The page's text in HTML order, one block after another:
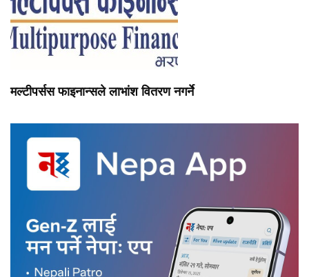
मल्टीपर्सस फाइनान्सले लाभांश वितरण नगर्ने